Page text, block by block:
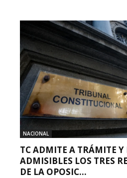
NACIONAL
TC ADMITE A TRÁMITE Y
ADMISIBLES LOS TRES
DE LA OPOSIC...